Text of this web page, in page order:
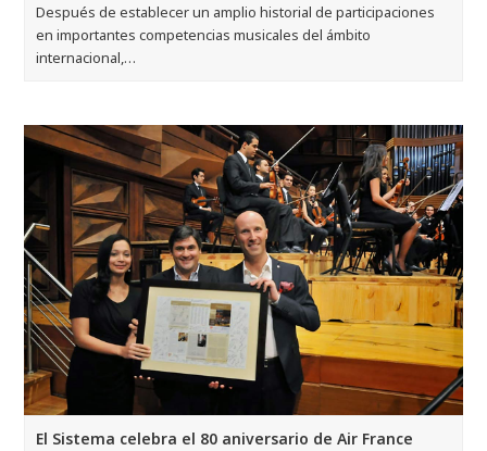
Después de establecer un amplio historial de participaciones
en importantes competencias musicales del ámbito
internacional,…
El Sistema celebra el 80 aniversario de Air France